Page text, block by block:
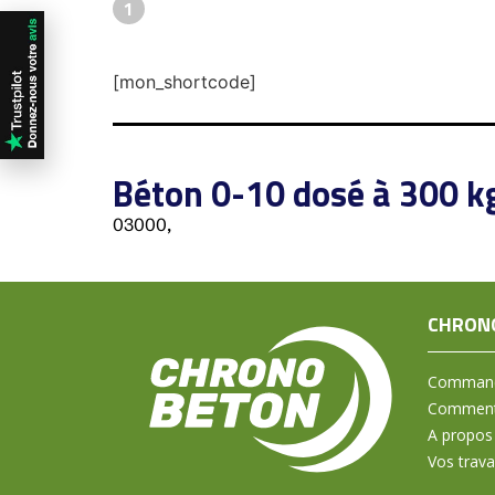
1
[mon_shortcode]
Béton 0-10 dosé à 300
03000,
A propos
Vos